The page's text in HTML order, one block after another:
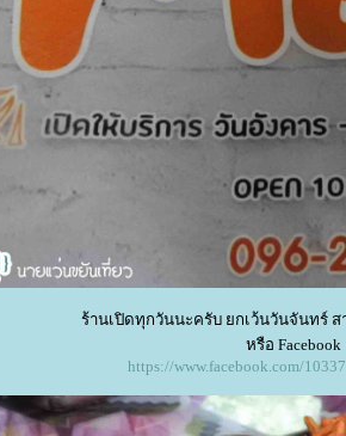
ร้านเปิดทุกวันนะครับ ยกเว้นวันจันทร์ ส
หรือ Facebook
https://www.facebook.com/